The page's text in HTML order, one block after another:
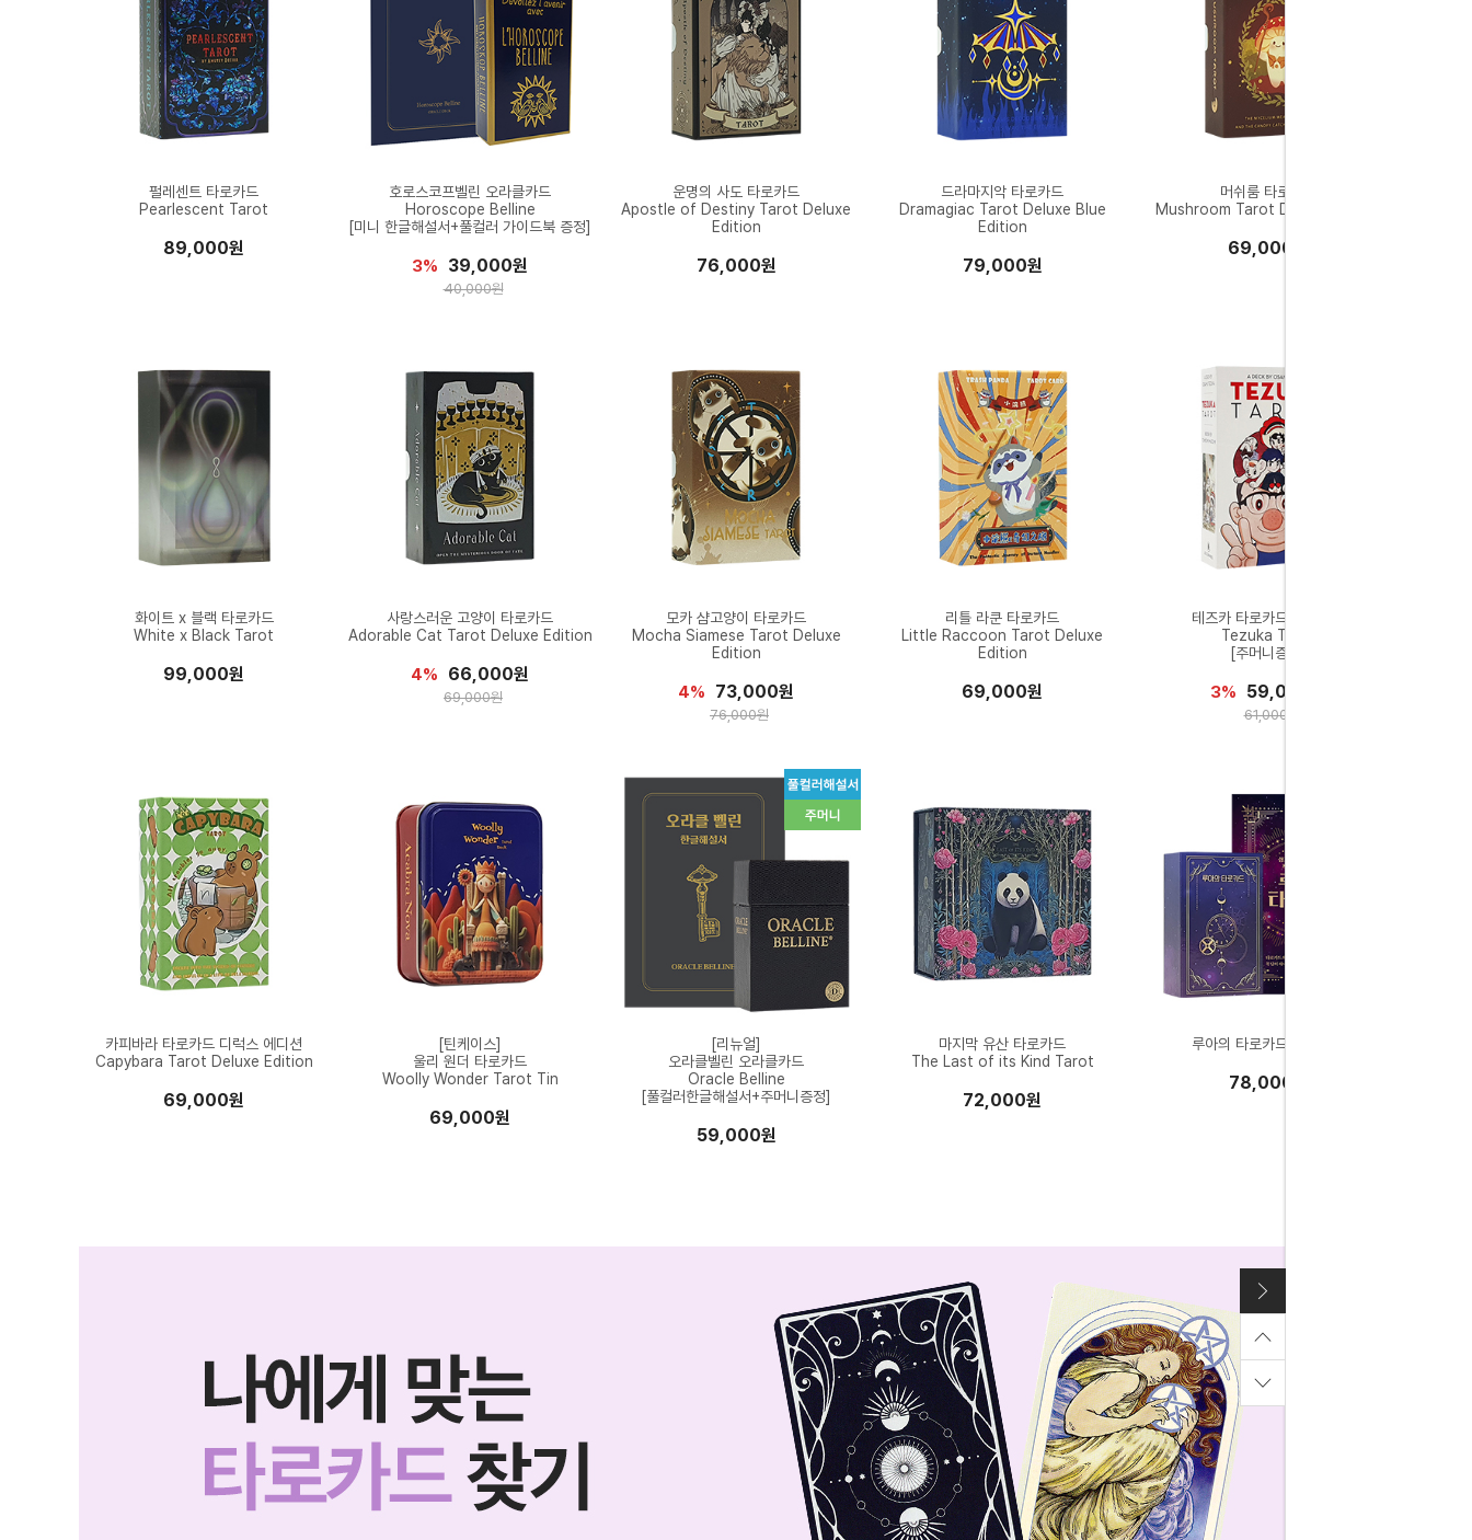
펄레센트 타로카드
Pearlescent Tarot
89,000원
호로스코프벨린 오라클카드
Horoscope Belline
[미니 한글해설서+풀컬러 가이드북 증정]
3% 39,000원
40,000원
운명의 사도 타로카드
Apostle of Destiny Tarot Deluxe
Edition
76,000원
드라마지악 타로카드
Dramagiac Tarot Deluxe Blue
Edition
79,000원
머쉬룸 타로카드
Mushroom Tarot Deluxe Edition
69,000원
화이트 x 블랙 타로카드
White x Black Tarot
99,000원
사랑스러운 고양이 타로카드
Adorable Cat Tarot Deluxe Edition
4% 66,000원
69,000원
모카 샴고양이 타로카드
Mocha Siamese Tarot Deluxe
Edition
4% 73,000원
76,000원
리틀 라쿤 타로카드
Little Raccoon Tarot Deluxe
Edition
69,000원
테즈카 타로카드 영문북셋
Tezuka Tarot
[주머니증정]
3% 59,000원
61,000원
카피바라 타로카드 디럭스 에디션
Capybara Tarot Deluxe Edition
69,000원
[틴케이스]
울리 원더 타로카드
Woolly Wonder Tarot Tin
69,000원
[리뉴얼]
오라클벨린 오라클카드
Oracle Belline
[풀컬러한글해설서+주머니증정]
59,000원
마지막 유산 타로카드
The Last of its Kind Tarot
72,000원
루아의 타로카드 서적세트
78,000원